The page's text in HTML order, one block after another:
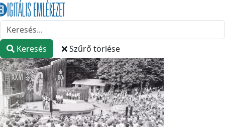
Keresés Szűrő törlése